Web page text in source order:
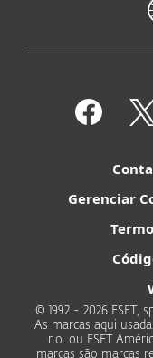
Gerenciar
© 1992 - 2026 ESET,
As marcas aqui
r.o. ou ESET
marcas são marcas